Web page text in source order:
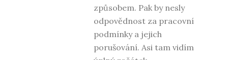
způsobem. Pak by nesly
odpovědnost za pracovní
podmínky a jejich
porušování. Asi tam vidím